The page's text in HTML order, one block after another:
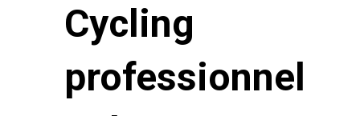
Cycling
professionnel